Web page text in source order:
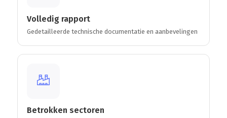
Volledig rapport
Gedetailleerde technische documentatie en aanbevelingen
Betrokken sectoren